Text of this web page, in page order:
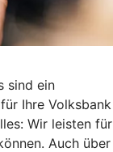
sind ein
Ihre Volksbank
Wir leisten für
Auch über